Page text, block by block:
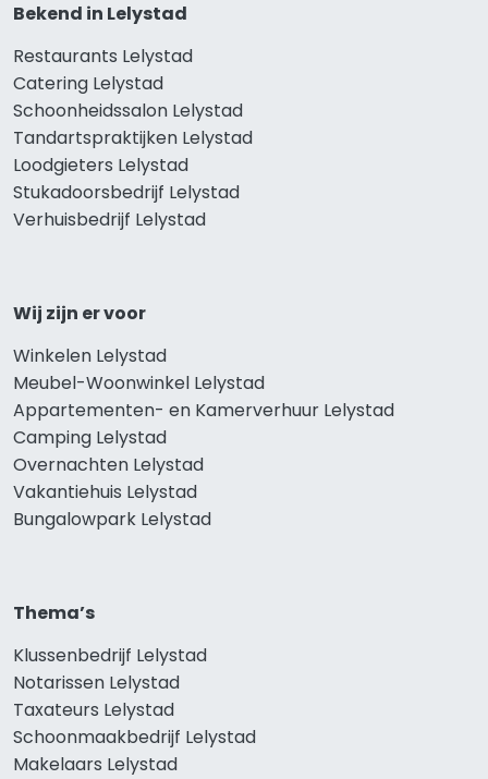
Bekend in Lelystad
Restaurants Lelystad
Catering Lelystad
Schoonheidssalon Lelystad
Tandartspraktijken Lelystad
Loodgieters Lelystad
Stukadoorsbedrijf Lelystad
Verhuisbedrijf Lelystad
Wij zijn er voor
Winkelen Lelystad
Meubel-Woonwinkel Lelystad
Appartementen- en Kamerverhuur Lelystad
Camping Lelystad
Overnachten Lelystad
Vakantiehuis Lelystad
Bungalowpark Lelystad
Thema’s
Klussenbedrijf Lelystad
Notarissen Lelystad
Taxateurs Lelystad
Schoonmaakbedrijf Lelystad
Makelaars Lelystad